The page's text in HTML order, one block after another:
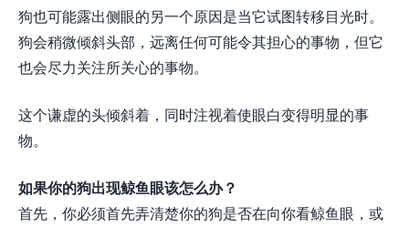
狗也可能露出侧眼的另一个原因是当它试图转移目光时。
狗会稍微倾斜头部，远离任何可能令其担心的事物，但它
也会尽力关注所关心的事物。
这个谦虚的头倾斜着，同时注视着使眼白变得明显的事
物。
如果你的狗出现鲸鱼眼该怎么办？
首先，你必须首先弄清楚你的狗是否在向你看鲸鱼眼，或